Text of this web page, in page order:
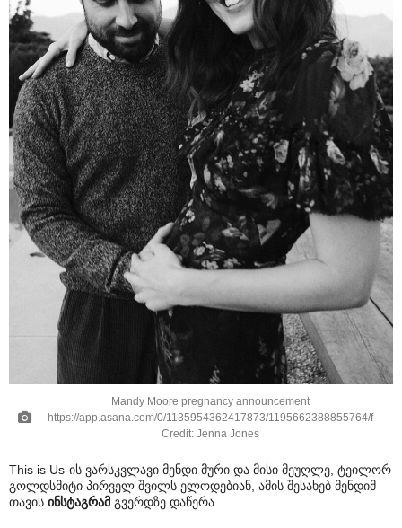
Mandy Moore pregnancy announcement
https://app.asana.com/0/1135954362417873/1195662388855764/f
Credit: Jenna Jones
This is Us-ის ვარსკვლავი მენდი მური და მისი მეუღლე, ტეილორ
გოლდსმიტი პირველ შვილს ელოდებიან, ამის შესახებ მენდიმ
თავის ინსტაგრამ გვერდზე დაწერა.